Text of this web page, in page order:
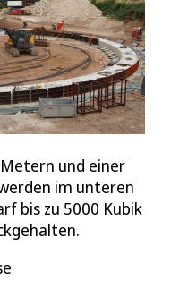
und einer
im unteren
bis zu 5000 Kubik